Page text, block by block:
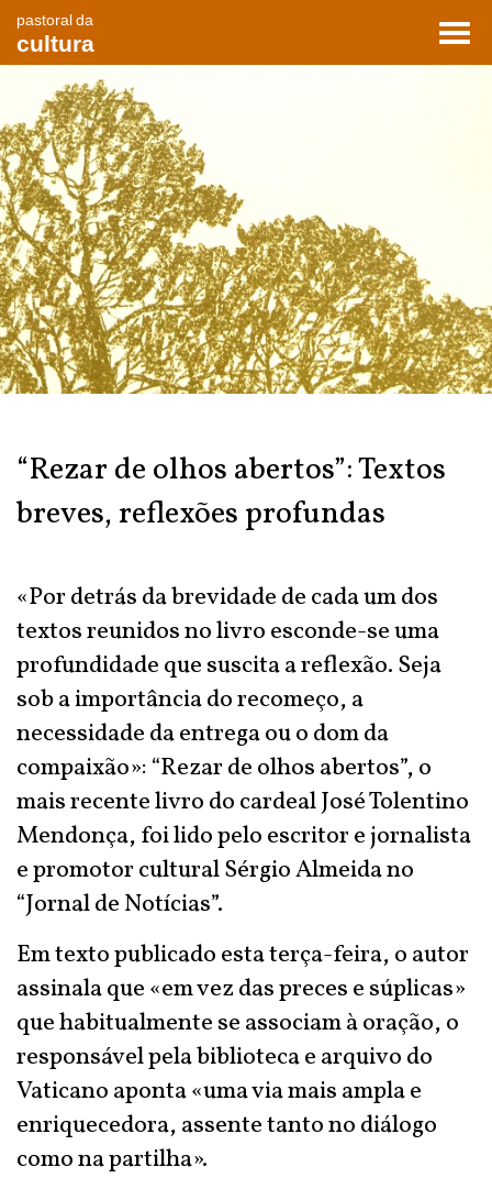
pastoral da
cultura
“Rezar de olhos abertos”: Textos
breves, reflexões profundas
«Por detrás da brevidade de cada um dos
textos reunidos no livro esconde-se uma
profundidade que suscita a reflexão. Seja
sob a importância do recomeço, a
necessidade da entrega ou o dom da
compaixão»: “Rezar de olhos abertos”, o
mais recente livro do cardeal José Tolentino
Mendonça, foi lido pelo escritor e jornalista
e promotor cultural Sérgio Almeida no
“Jornal de Notícias”.
Em texto publicado esta terça-feira, o autor
assinala que «em vez das preces e súplicas»
que habitualmente se associam à oração, o
responsável pela biblioteca e arquivo do
Vaticano aponta «uma via mais ampla e
enriquecedora, assente tanto no diálogo
como na partilha».